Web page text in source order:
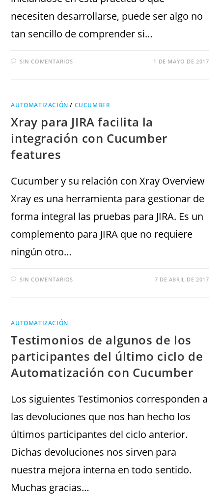
necesiten desarrollarse, puede ser algo no
tan sencillo de comprender si…
SIN COMENTARIOS 1 DE MAYO DE 2017
AUTOMATIZACIÓN / CUCUMBER
Xray para JIRA facilita la
integración con Cucumber
features
Cucumber y su relación con Xray Overview
Xray es una herramienta para gestionar de
forma integral las pruebas para JIRA. Es un
complemento para JIRA que no requiere
ningún otro…
SIN COMENTARIOS 7 DE ABRIL DE 2017
AUTOMATIZACIÓN
Testimonios de algunos de los
participantes del último ciclo de
Automatización con Cucumber
Los siguientes Testimonios corresponden a
las devoluciones que nos han hecho los
últimos participantes del ciclo anterior.
Dichas devoluciones nos sirven para
nuestra mejora interna en todo sentido.
Muchas gracias…